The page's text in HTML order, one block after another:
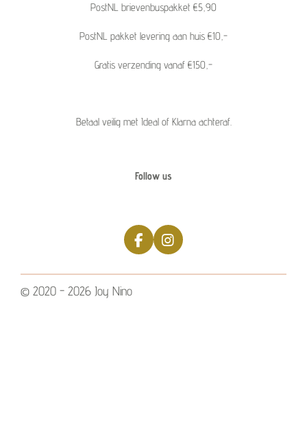
PostNL brievenbuspakket €5,90
PostNL pakket levering aan huis €10,-
Gratis verzending vanaf €150,-
Betaal veilig met Ideal of Klarna achteraf.
Follow us
F
a
c
I
n
s
© 2020 - 2026 Joy Nino